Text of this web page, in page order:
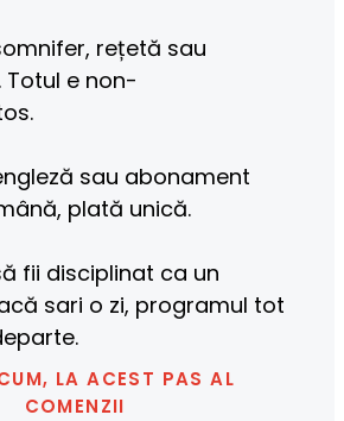
LA ACEST PAS AL
COMENZII
rețetă sau
e non-
sau abonament
plată unică.
fii disciplinat ca un
sari o zi, programul tot